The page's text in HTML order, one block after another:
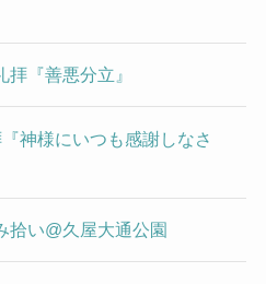
『善悪分立』
神様にいつも感謝しなさ
い@久屋大通公園